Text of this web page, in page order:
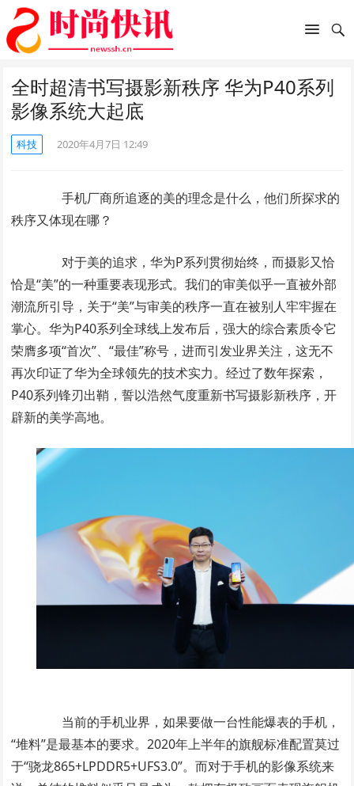
全时超清书写摄影新秩序 华为P40系列
影像系统大起底
科技 2020年4月7日 12:49
手机厂商所追逐的美的理念是什么，他们所探求的
秩序又体现在哪？
对于美的追求，华为P系列贯彻始终，而摄影又恰
恰是“美”的一种重要表现形式。我们的审美似乎一直被外部
潮流所引导，关于“美”与审美的秩序一直在被别人牢牢握在
掌心。华为P40系列全球线上发布后，强大的综合素质令它
荣膺多项“首次”、“最佳”称号，进而引发业界关注，这无不
再次印证了华为全球领先的技术实力。经过了数年探索，
P40系列锋刃出鞘，誓以浩然气度重新书写摄影新秩序，开
辟新的美学高地。
当前的手机业界，如果要做一台性能爆表的手机，
“堆料”是最基本的要求。2020年上半年的旗舰标准配置莫过
于“骁龙865+LPDDR5+UFS3.0”。而对于手机的影像系统来